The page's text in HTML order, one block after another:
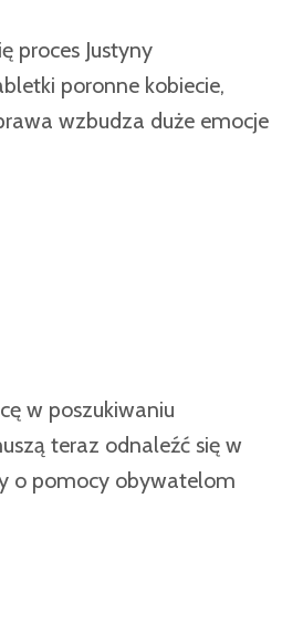
proces Justyny
poronne kobiecie,
wzbudza duże emocje
w poszukiwaniu
teraz odnaleźć się w
o pomocy obywatelom